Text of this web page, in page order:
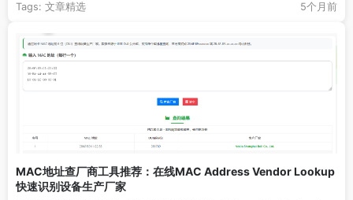
Tags: 文章精选 5个月前
MAC地址查厂商工具推荐：在线MAC Address Vendor Lookup
快速识别设备生产厂家